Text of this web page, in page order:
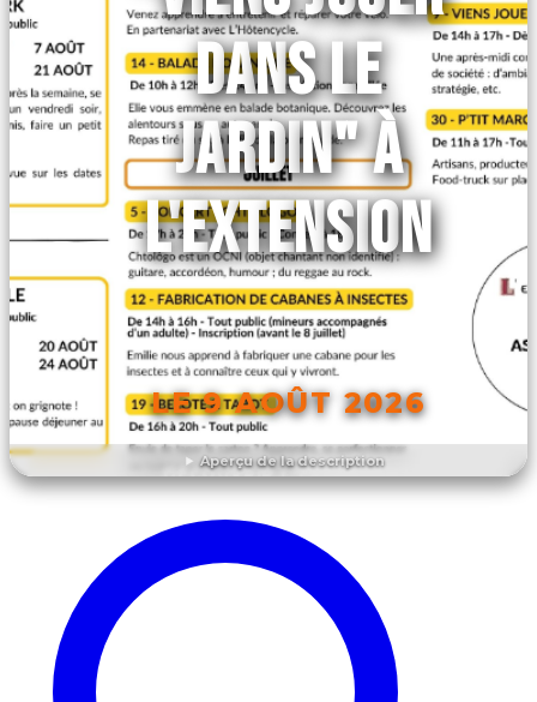
Aperçu de la description
DANS LE
JARDIN" À
L'EXTENSION
LE 9 AOÛT 2026
DÉCOUVRIR L'ÉVÉNEMENT